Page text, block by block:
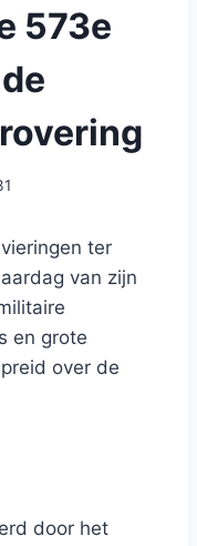
573e
ter
van zijn
en grote
over de
door het